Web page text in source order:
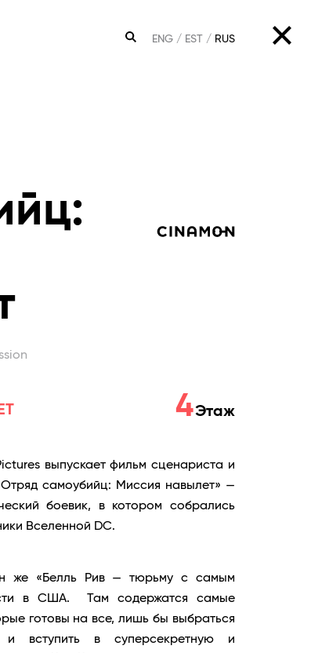
ПОИСК
ENG EST RUS
4Этаж
выпускает фильм сценариста и
самоубийц: Миссия навылет» —
боевик, в котором собрались
Вселенной DC.
же «Белль Рив — тюрьму с самым
в США. Там содержатся самые
готовы на все, лишь бы выбраться
в суперсекретную и